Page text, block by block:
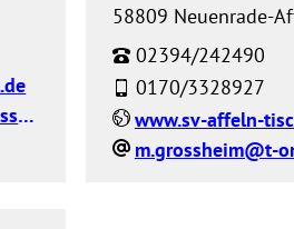
vorstand@sv-affeln-fussball.de
m.grossheim@t-
58809 Neuenrade-
02394/242490
0170/3328927